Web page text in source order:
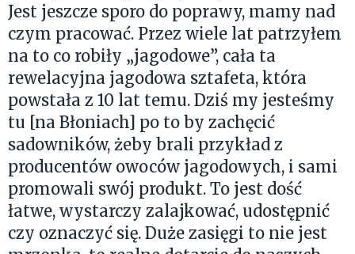
Jest jeszcze sporo do poprawy, mamy nad
czym pracować. Przez wiele lat patrzyłem
na to co robiły „jagodowe”, cała ta
rewelacyjna jagodowa sztafeta, która
powstała z 10 lat temu. Dziś my jesteśmy
tu [na Błoniach] po to by zachęcić
sadowników, żeby brali przykład z
producentów owoców jagodowych, i sami
promowali swój produkt. To jest dość
łatwe, wystarczy zalajkować, udostępnić
czy oznaczyć się. Duże zasięgi to nie jest